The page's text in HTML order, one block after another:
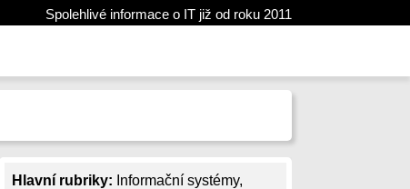
Spolehlivé informace o IT již od roku 2011
Hlavní rubriky: Informační systémy,